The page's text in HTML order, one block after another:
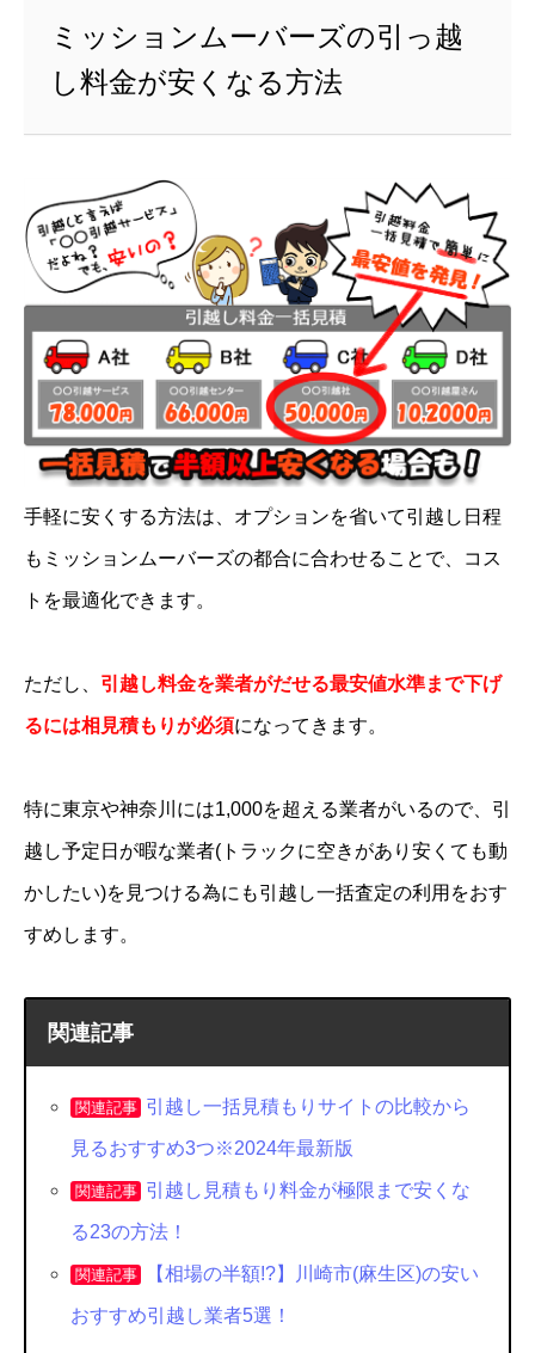
ミッションムーバーズの引っ越
し料金が安くなる方法
手軽に安くする方法は、オプションを省いて引越し日程
もミッションムーバーズの都合に合わせることで、コス
トを最適化できます。
ただし、 引越し料金を業者がだせる最安値水準まで下げ
るには相見積もりが必須になってきます。
特に東京や神奈川には1,000を超える業者がいるので、引
越し予定日が暇な業者(トラックに空きがあり安くても動
かしたい)を見つける為にも引越し一括査定の利用をおす
すめします。
関連記事
関連記事 引越し一括見積もりサイトの比較から
見るおすすめ3つ※2024年最新版
関連記事 引越し見積もり料金が極限まで安くな
る23の方法！
関連記事 【相場の半額!?】川崎市(麻生区)の安い
おすすめ引越し業者5選！